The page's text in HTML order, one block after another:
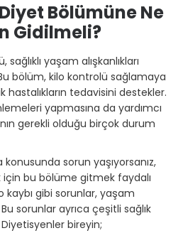
Bölümüne Ne
Gidilmeli?
yaşam alışkanlıkları
bölüm, kilo kontrolü sağlamaya
hastalıkların tedavisini destekler.
yapmasına da yardımcı
gerekli olduğu birçok durum
sorun yaşıyorsanız,
bu bölüme gitmek faydalı
kaybı gibi sorunlar, yaşam
sorunlar ayrıca çeşitli sağlık
bireyin;